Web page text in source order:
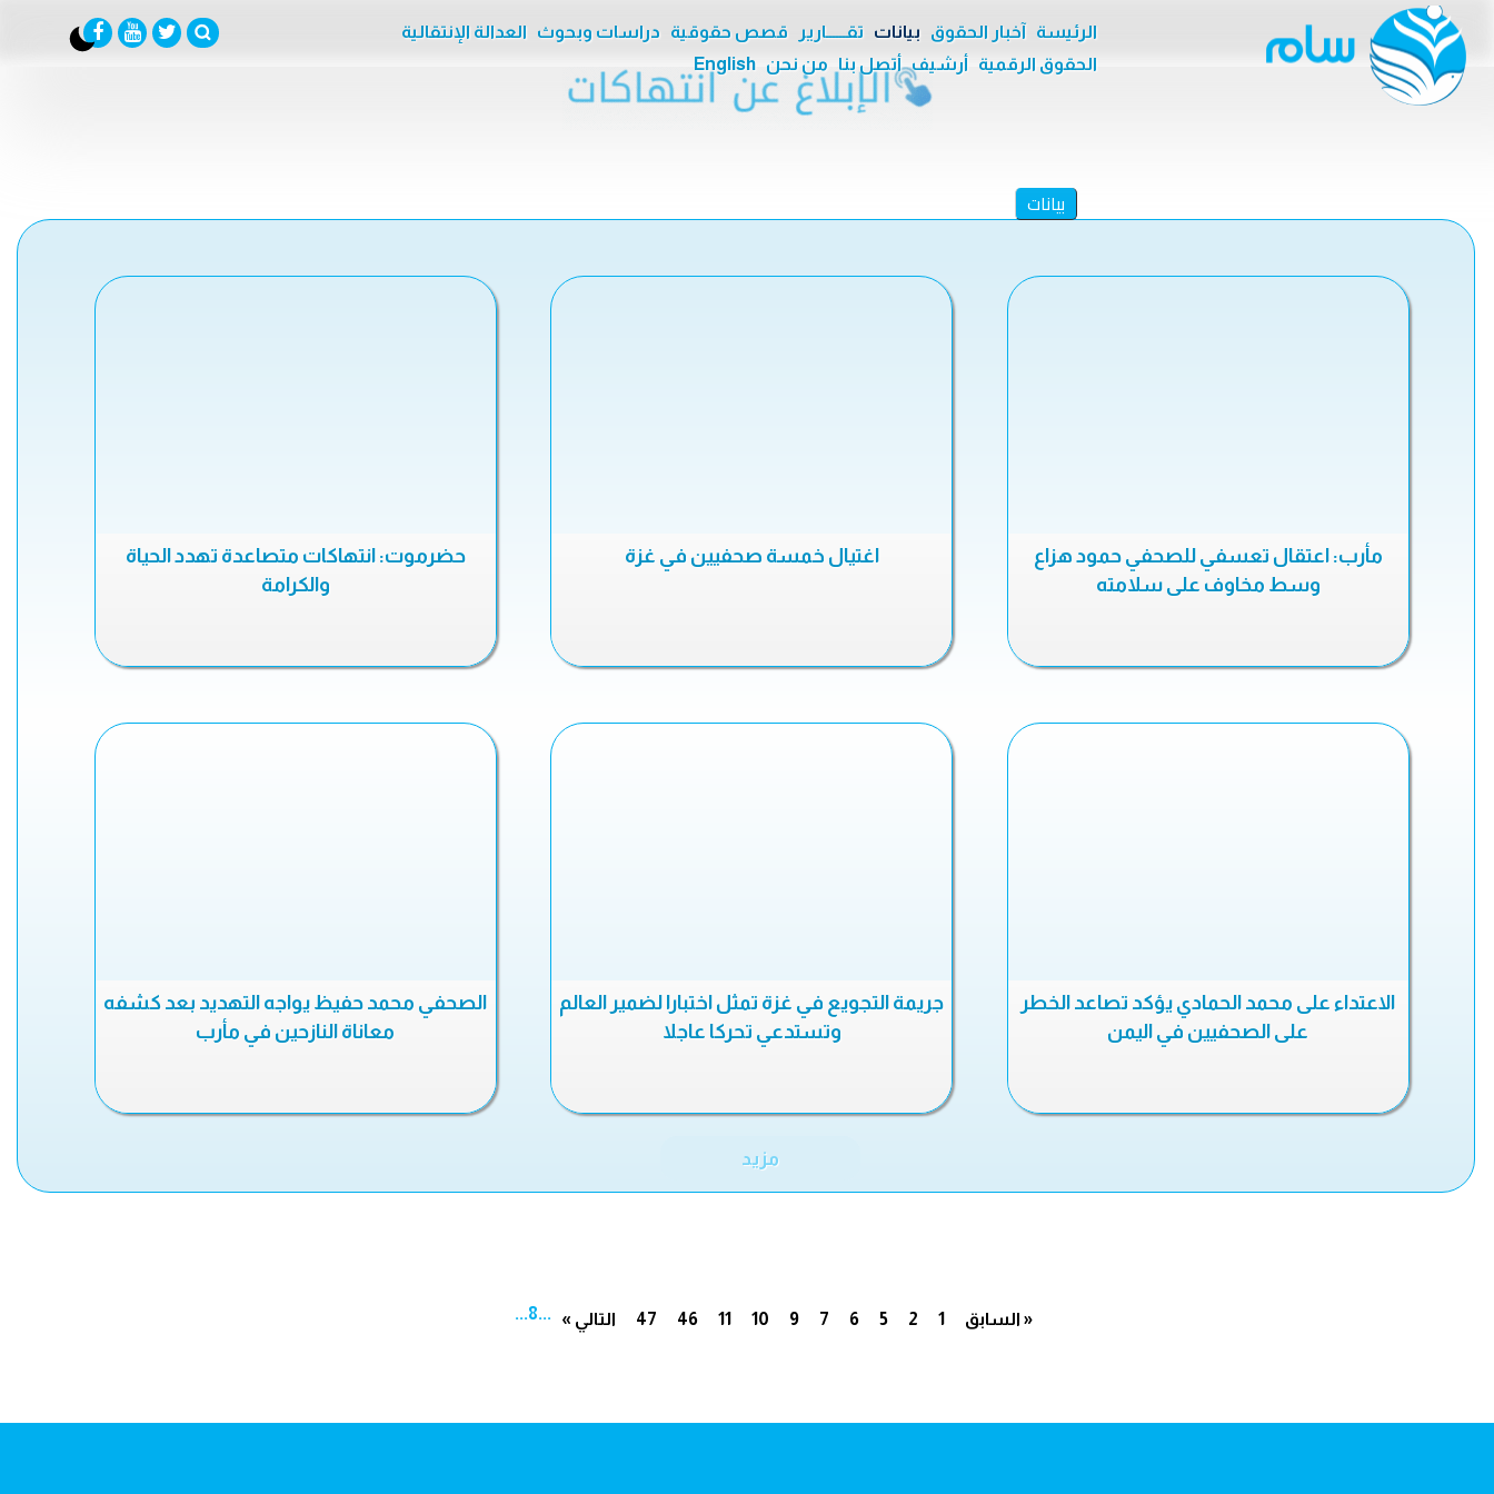
الرئيسة آخبار الحقوق بيانات تقــــــارير قصص حقوقية دراسات وبحوث
العدالة الإنتقالية
الحقوق الرقمية
أرشيف أتصل بنا من نحن English
بيانات
مأرب: اعتقال تعسفي للصحفي حمود هزاع
وسط مخاوف على سلامته
اغتيال خمسة صحفيين في غزة
حضرموت: انتهاكات متصاعدة تهدد الحياة
والكرامة
الاعتداء على محمد الحمادي يؤكد تصاعد الخطر
على الصحفيين في اليمن
جريمة التجويع في غزة تمثل اختبارا لضمير العالم
وتستدعي تحركا عاجلا
الصحفي محمد حفيظ يواجه التهديد بعد كشفه
معاناة النازحين في مأرب
مزيد
« السابق 1
2
... 5
6
7
8 9
10
11
... 46
47 التالي »